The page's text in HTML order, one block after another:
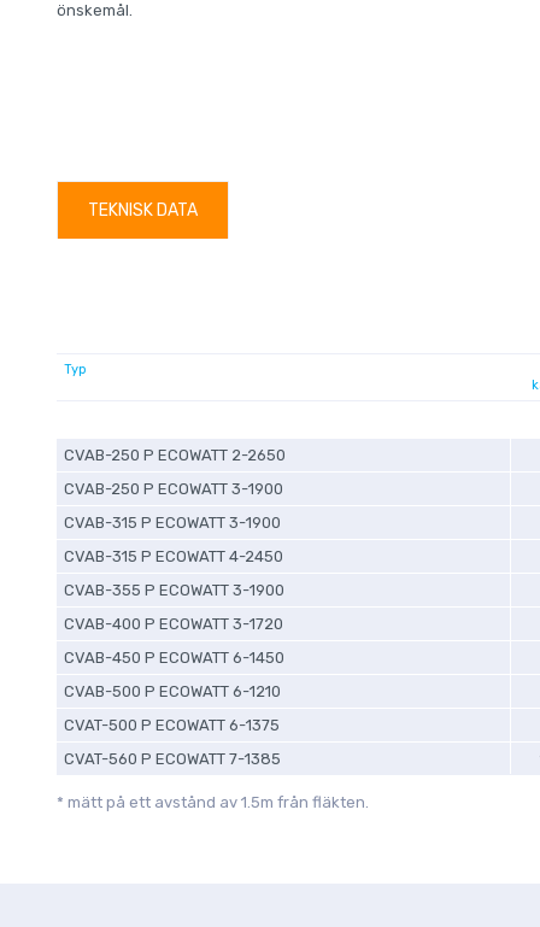
önskemål.
TEKNISK DATA
Typ
CVAB-250 P ECOWATT 2-2650
CVAB-250 P ECOWATT 3-1900
CVAB-315 P ECOWATT 3-1900
CVAB-315 P ECOWATT 4-2450
CVAB-355 P ECOWATT 3-1900
CVAB-400 P ECOWATT 3-1720
CVAB-450 P ECOWATT 6-1450
CVAB-500 P ECOWATT 6-1210
CVAT-500 P ECOWATT 6-1375
CVAT-560 P ECOWATT 7-1385
* mätt på ett avstånd av 1.5m från fläkten.